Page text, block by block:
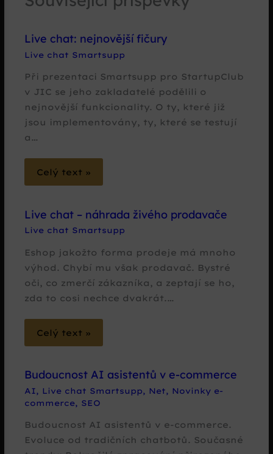
Live chat: nejnovější fičury
Live chat Smartsupp
Při prezentaci Smartsupp pro StartupClub
v JIC se jeho zakladatelé podělili o
nejnovější funkcionality. O ty, které již
jsou implementovány, ty, které se testují
a…
Celý text »
Live chat – náhrada živého prodavače
Live chat Smartsupp
Eshop jakožto forma prodeje má mnoho
výhod. Chybí mu však prodavač. Bystré
oči, co zmerčí zákazníka, a zeptají se ho,
zda to cosi nechce dvakrát.…
Celý text »
Budoucnost AI asistentů v e-commerce
AI, Live chat Smartsupp, Net, Novinky e-
commerce, SEO
Budoucnost AI asistentů v e-commerce.
Evoluce od tradičních chatbotů. Současné